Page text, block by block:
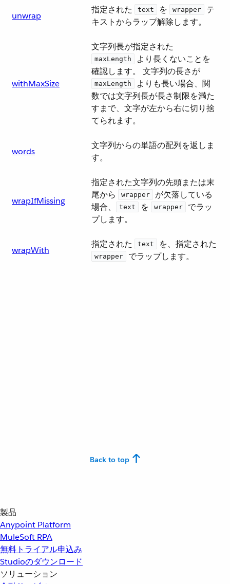
unwrap
指定された ​ text ​ を ​ wrapper
​ テ
キストからラップ解除します。
withMaxSize
文字列長が指定された ​
maxLength
​ より長くないことを
確認します。 文字列の長さが ​
maxLength
​ よりも長い場合、関
数では文字列長が長さ制限を満た
すまで、文字が左から右に切り捨
てられます。
words
文字列からの単語の配列を返しま
す。
wrapIfMissing
指定された文字列の先頭または末
尾から ​
wrapper
​ が欠落している
場合、​
text ​ を ​ wrapper
​ でラッ
プします。
wrapWith
指定された ​ text
​ を、指定された
wrapper ​ でラップします。
Back to top
製品
Anypoint Platform
MuleSoft RPA
無料トライアル申込み
Studioのダウンロード
ソリューション